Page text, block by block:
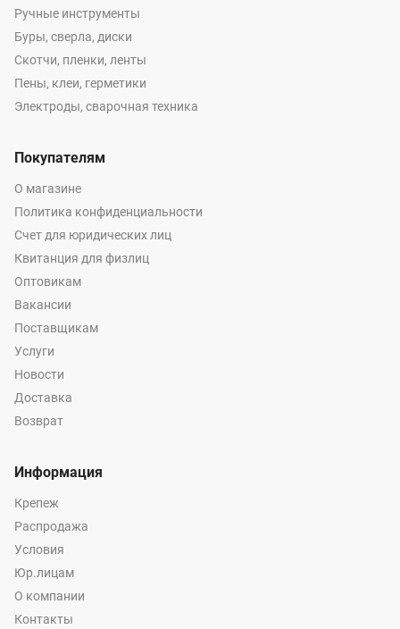
Ручные инструменты
Буры, сверла, диски
Скотчи, пленки, ленты
Пены, клеи, герметики
Электроды, сварочная техника
Покупателям
О магазине
Политика конфиденциальности
Счет для юридических лиц
Квитанция для физлиц
Оптовикам
Вакансии
Поставщикам
Услуги
Новости
Доставка
Возврат
Информация
Крепеж
Распродажа
Условия
Юр.лицам
О компании
Контакты